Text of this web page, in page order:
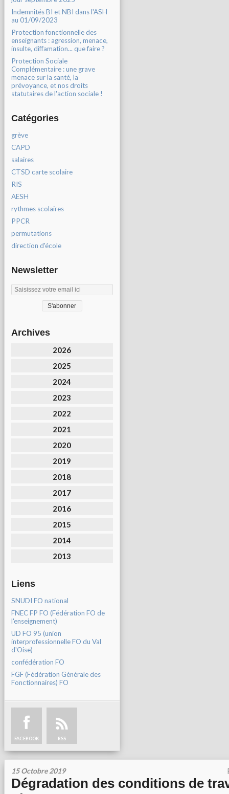
Indemnités BI et NBI dans l'ASH
au 01/09/2023
Protection fonctionnelle des
enseignants : agression, menace,
insulte, diffamation... que faire ?
Protection Sociale
Complémentaire : une grave
menace sur la santé, la
prévoyance, et nos droits
statutaires de l'action sociale !
Catégories
grève
CAPD
salaires
CTSD carte scolaire
RIS
AESH
rythmes scolaires
PPCR
permutations
direction d'école
Newsletter
Archives
2026
2025
2024
2023
2022
2021
2020
2019
2018
2017
2016
2015
2014
2013
Liens
SNUDI FO national
FNEC FP FO (Fédération FO de
l'enseignement)
UD FO 95 (union
interprofessionnelle FO du Val
d'Oise)
confédération FO
FGF (Fédération Générale des
Fonctionnaires) FO
FACEBOOK RSS
15 Octobre 2019
Dégradation des conditions de